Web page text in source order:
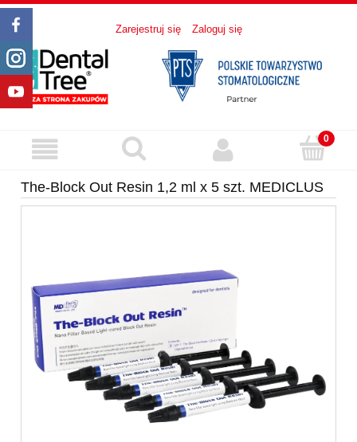
Zarejestruj się Zaloguj się
The-Block Out Resin 1,2 ml x 5 szt. MEDICLUS